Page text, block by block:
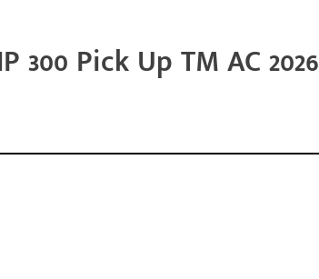
300 Pick Up TM AC 2026